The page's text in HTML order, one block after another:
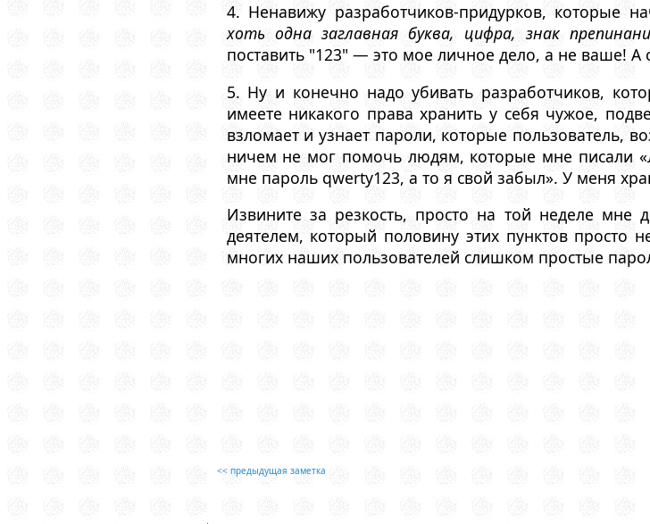
4. Ненавижу разработчиков-придурков, которые
хоть одна заглавная буква, цифра, знак
поставить "123" — это мое личное дело, а не ваше! А
5. Ну и конечно надо убивать разработчиков,
имеете никакого права хранить у себя чужое,
взломает и узнает пароли, которые пользователь,
ничем не мог помочь людям, которые мне писали
мне пароль qwerty123, а то я свой забыл». У меня
Извините за резкость, просто на той неделе мне
деятелем, который половину этих пунктов
многих наших пользователей слишком простые
<< предыдущая заметка